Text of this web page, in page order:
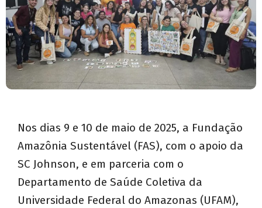
Nos dias 9 e 10 de maio de 2025, a Fundação
Amazônia Sustentável (FAS), com o apoio da
SC Johnson, e em parceria com o
Departamento de Saúde Coletiva da
Universidade Federal do Amazonas (UFAM),